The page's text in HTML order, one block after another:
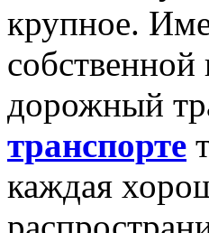
крупное.
дорожный
транспорте
каждая